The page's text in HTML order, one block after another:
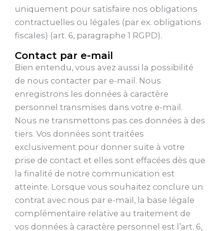
uniquement pour satisfaire nos obligations
contractuelles ou légales (par ex. obligations
fiscales) (art. 6, paragraphe 1 RGPD).
Contact par e-mail
Bien entendu, vous avez aussi la possibilité
de nous contacter par e-mail. Nous
enregistrons les données à caractère
personnel transmises dans votre e-mail.
Nous ne transmettons pas ces données à des
tiers. Vos données sont traitées
exclusivement pour donner suite à votre
prise de contact et elles sont effacées dès que
la finalité de notre communication est
atteinte. Lorsque vous souhaitez conclure un
contrat avec nous par e-mail, la base légale
complémentaire relative au traitement de
vos données à caractère personnel est l’art. 6,